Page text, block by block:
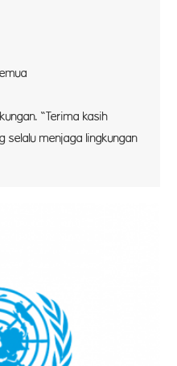
“Terima kasih
selalu menjaga lingkungan